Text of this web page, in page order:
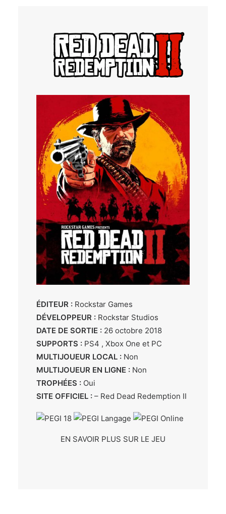
ÉDITEUR : Rockstar Games
DÉVELOPPEUR : Rockstar Studios
DATE DE SORTIE : 26 octobre 2018
SUPPORTS : PS4 , Xbox One et PC
MULTIJOUEUR LOCAL : Non
MULTIJOUEUR EN LIGNE : Non
TROPHÉES : Oui
SITE OFFICIEL : – Red Dead Redemption II
EN SAVOIR PLUS SUR LE JEU